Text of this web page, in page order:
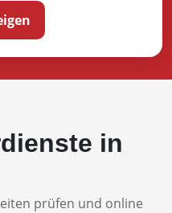
in
prüfen und online